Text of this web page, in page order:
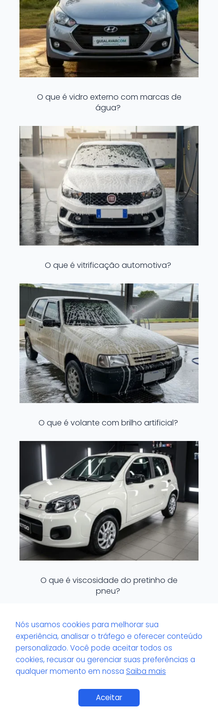
O que é vidro externo com marcas de
água?
O que é vitrificação automotiva?
O que é volante com brilho artificial?
O que é viscosidade do pretinho de
pneu?
Nós usamos cookies para melhorar sua
experiência, analisar o tráfego e oferecer conteúdo
personalizado. Você pode aceitar todos os
cookies, recusar ou gerenciar suas preferências a
qualquer momento em nossa Saiba mais
Aceitar